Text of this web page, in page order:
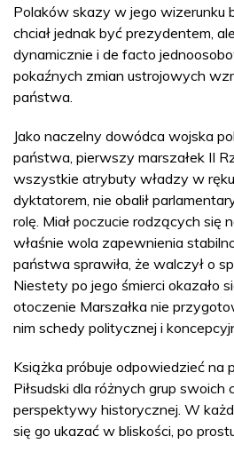
Polaków skazy w jego wizerunku
chciał jednak być prezydentem,
dynamicznie i de facto
pokaźnych zmian ustrojowych
państwa.
Jako naczelny dowódca wojska
państwa, pierwszy marszałek II
wszystkie atrybuty władzy w
dyktatorem, nie obalił
rolę. Miał poczucie rodzących się
właśnie wola zapewnienia
państwa sprawiła, że walczył o
Niestety po jego śmierci okazało
otoczenie Marszałka nie
nim schedy politycznej i
Książka próbuje odpowiedzieć na
Piłsudski dla różnych grup swoich
perspektywy historycznej. W
się go ukazać w bliskości, po